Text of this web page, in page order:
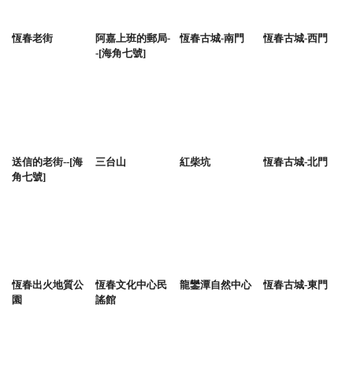
恆春老街
阿嘉上班的郵局-
-[海角七號]
恆春古城-南門 恆春古城-西門
送信的老街--[海
角七號]
三台山 紅柴坑 恆春古城-北門
恆春出火地質公
園
恆春文化中心民
謠館
龍鑾潭自然中心 恆春古城-東門